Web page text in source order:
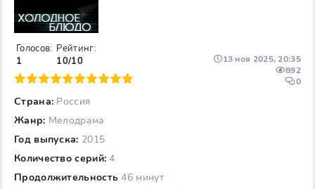
Страна: Россия
Жанр: Мелодрама
Год выпуска: 2015
Количество серий: 4
Продолжительность 46 минут
13 ноя 2025, 20:35
892
0
Голосов:
1
Рейтинг:
10/10
7 8 9 10